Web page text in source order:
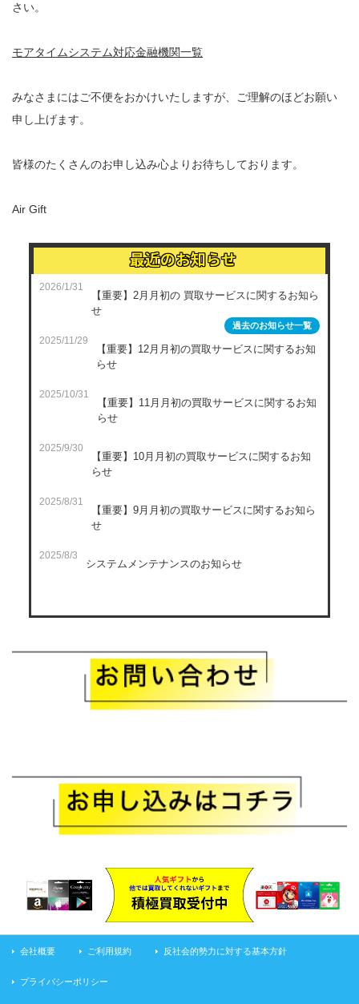
さい。
モアタイムシステム対応金融機関一覧
みなさまにはご不便をおかけいたしますが、ご理解のほどお願い
申し上げます。
皆様のたくさんのお申し込み心よりお待ちしております。
Air Gift
最近のお知らせ
2026/1/31
【重要】2月月初の 買取サービスに関するお知ら
せ
2025/11/29
【重要】12月月初の買取サービスに関するお知
らせ
2025/10/31
【重要】11月月初の買取サービスに関するお知
らせ
2025/9/30
【重要】10月月初の買取サービスに関するお知
らせ
2025/8/31
【重要】9月月初の買取サービスに関するお知ら
せ
2025/8/3
システムメンテナンスのお知らせ
過去のお知らせ一覧
会社概要 ご利用規約 反社会的勢力に対する基本方針
プライバシーポリシー